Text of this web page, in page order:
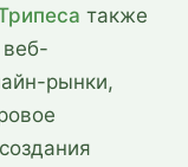
также
рынки,